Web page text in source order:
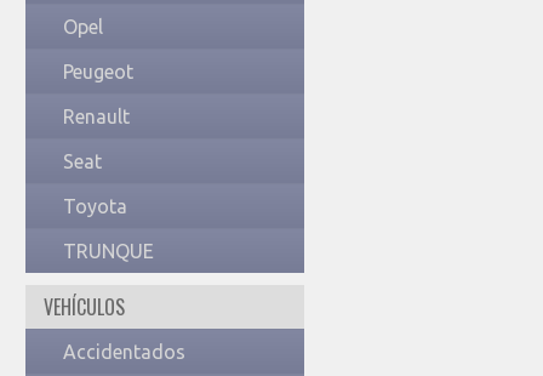
Opel
Peugeot
Renault
Seat
Toyota
TRUNQUE
VEHÍCULOS
Accidentados